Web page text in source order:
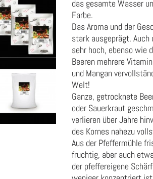
das gesamte Wasser
Farbe.
Das Aroma und der
stark ausgeprägt.
sehr hoch, ebenso wie
Beeren mehrere
und Mangan
Welt!
Ganze, getrocknete
oder Sauerkraut
verlieren über Jahre
des Kornes nahezu
Aus der Pfeffermühle
fruchtig, aber auch
der pfeffereigene